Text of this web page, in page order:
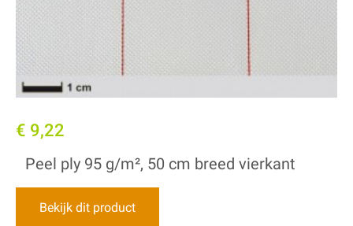
€ 9,22
Peel ply 95 g/m², 50 cm breed vierkant
Bekijk dit product